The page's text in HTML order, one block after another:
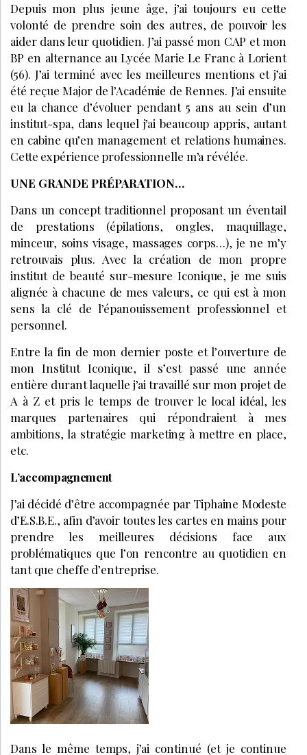
Depuis mon plus jeune âge, j’ai toujours eu cette
volonté de prendre soin des autres, de pouvoir les
aider dans leur quotidien. J’ai passé mon CAP et mon
BP en alternance au Lycée Marie Le Franc à Lorient
(56). J’ai terminé avec les meilleures mentions et j’ai
été reçue Major de l’Académie de Rennes. J’ai ensuite
eu la chance d’évoluer pendant 5 ans au sein d’un
institut-spa, dans lequel j’ai beaucoup appris, autant
en cabine qu’en management et relations humaines.
Cette expérience professionnelle m’a révélée.
UNE GRANDE PRÉPARATION…
Dans un concept traditionnel proposant un éventail
de prestations (épilations, ongles, maquillage,
minceur, soins visage, massages corps…), je ne m’y
retrouvais plus. Avec la création de mon propre
institut de beauté sur-mesure Iconique, je me suis
alignée à chacune de mes valeurs, ce qui est à mon
sens la clé de l’épanouissement professionnel et
personnel.
Entre la fin de mon dernier poste et l’ouverture de
mon Institut Iconique, il s’est passé une année
entière durant laquelle j’ai travaillé sur mon projet de
A à Z et pris le temps de trouver le local idéal, les
marques partenaires qui répondraient à mes
ambitions, la stratégie marketing à mettre en place,
etc.
L’accompagnement
J’ai décidé d’être accompagnée par Tiphaine Modeste
d’E.S.B.E., afin d’avoir toutes les cartes en mains pour
prendre les meilleures décisions face aux
problématiques que l’on rencontre au quotidien en
tant que cheffe d’entreprise.
Dans le même temps, j’ai continué (et je continue